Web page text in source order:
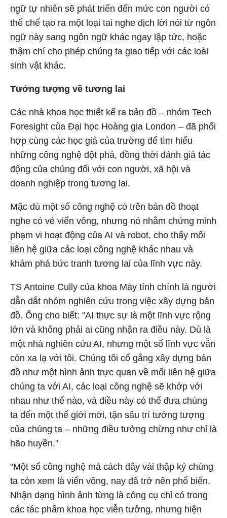
ngữ tự nhiên sẽ phát triển đến mức con người có
thể chế tạo ra một loại tai nghe dịch lời nói từ ngôn
ngữ này sang ngôn ngữ khác ngay lập tức, hoặc
thậm chí cho phép chúng ta giao tiếp với các loài
sinh vật khác.
Tưởng tượng về tương lai
Các nhà khoa học thiết kế ra bản đồ – nhóm Tech
Foresight của Đại học Hoàng gia London – đã phối
hợp cùng các học giả của trường để tìm hiểu
những công nghệ đột phá, đồng thời đánh giá tác
động của chúng đối với con người, xã hội và
doanh nghiệp trong tương lai.
Mặc dù một số công nghệ có trên bản đồ thoạt
nghe có vẻ viển vông, nhưng nó nhằm chứng minh
phạm vi hoạt động của AI và robot, cho thấy mối
liên hệ giữa các loại công nghệ khác nhau và
khám phá bức tranh tương lai của lĩnh vực này.
TS Antoine Cully của khoa Máy tính chính là người
dẫn dắt nhóm nghiên cứu trong việc xây dựng bản
đồ. Ông cho biết: "AI thực sự là một lĩnh vực rộng
lớn và không phải ai cũng nhận ra điều này. Dù là
một nhà nghiên cứu AI, nhưng một số lĩnh vực vẫn
còn xa lạ với tôi. Chúng tôi cố gắng xây dựng bản
đồ như một hình ảnh trực quan về mối liên hệ giữa
chúng ta với AI, các loại công nghệ sẽ khớp với
nhau như thế nào, và điều này có thể đưa chúng
ta đến một thế giới mới, tận sâu trí tưởng tượng
của chúng ta – những điều tưởng chừng như chỉ là
hão huyền."
"Một số công nghệ mà cách đây vài thập kỷ chúng
ta còn xem là viển vông, nay đã trở nên phổ biến.
Nhận dạng hình ảnh từng là công cụ chỉ có trong
các tác phẩm khoa học viễn tưởng, nhưng hiện